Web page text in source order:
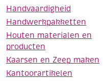
Handvaardigheid
Handwerkpakketten
Houten materialen en
producten
Kaarsen en Zeep maken
Kantoorartikelen